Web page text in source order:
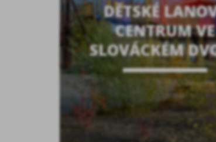
DĚTSKÉ
CENTRUM VE
SLOVÁCKÉM